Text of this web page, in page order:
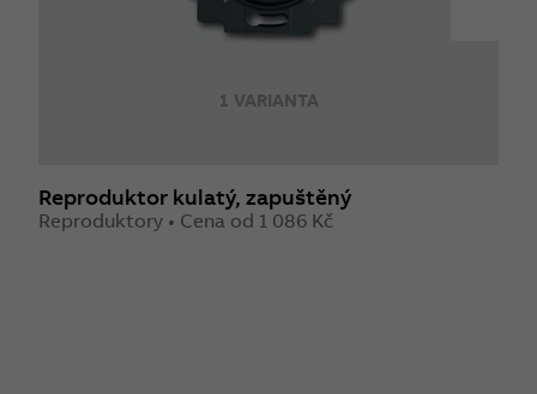
1 VARIANTA
Reproduktor kulatý, zapuštěný
Reproduktory • Cena od 1 086 Kč